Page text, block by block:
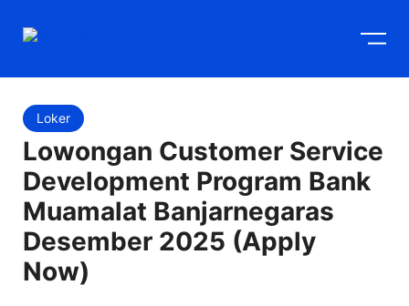
Loker
Lowongan Customer Service
Development Program Bank
Muamalat Banjarnegaras
Desember 2025 (Apply
Now)